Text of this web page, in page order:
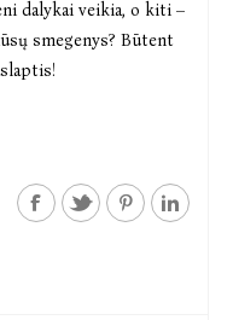
dalykai veikia, o kiti –
smegenys? Būtent